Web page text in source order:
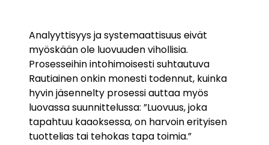
Analyyttisyys ja systemaattisuus eivät
myöskään ole luovuuden vihollisia.
Prosesseihin intohimoisesti suhtautuva
Rautiainen onkin monesti todennut, kuinka
hyvin jäsennelty prosessi auttaa myös
luovassa suunnittelussa: ”Luovuus, joka
tapahtuu kaaoksessa, on harvoin erityisen
tuottelias tai tehokas tapa toimia.”